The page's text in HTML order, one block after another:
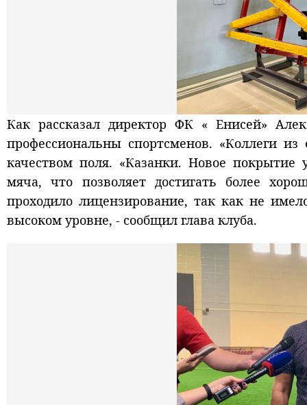
Как рассказал директор ФК « Енисей»
профессиональны спортсменов. «Коллеги
качеством поля. «Казанки. Новое
мяча, что позволяет достигать более
проходило лицензирование, так как не
высоком уровне, - сообщил глава клуба.